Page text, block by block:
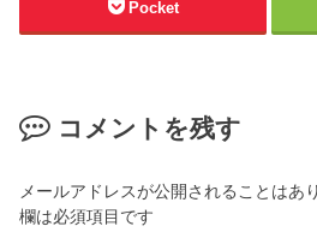
Pocket
コメントを残す
メールアドレスが公開されることはあ
欄は必須項目です